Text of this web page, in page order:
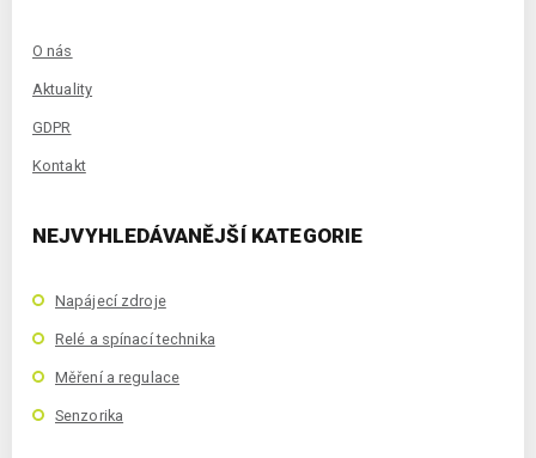
O nás
Aktuality
GDPR
Kontakt
NEJVYHLEDÁVANĚJŠÍ KATEGORIE
Napájecí zdroje
Relé a spínací technika
Měření a regulace
Senzorika